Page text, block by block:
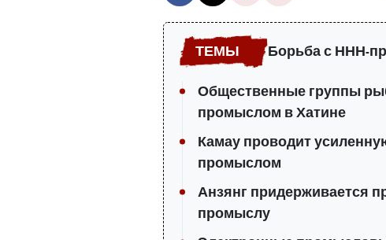
Борьба с ННН-
Общественные группы
промыслом в Хатине
Камау проводит
промыслом
Анзянг придерживается
промыслу